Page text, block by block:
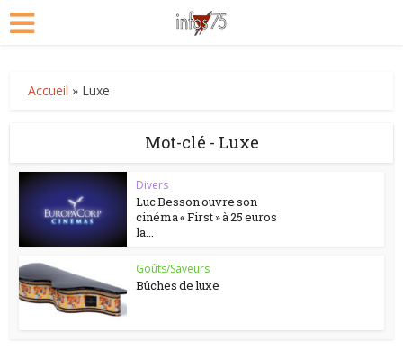
Accueil » Luxe
Mot-clé - Luxe
Divers
Luc Besson ouvre son
cinéma « First » à 25 euros
la...
Goûts/Saveurs
Bûches de luxe